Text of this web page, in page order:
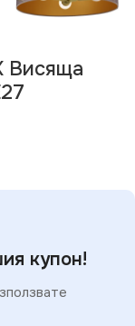
Висяща
купон!